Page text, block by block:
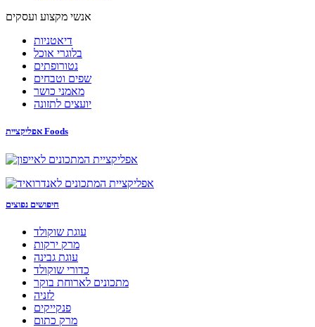
אנשי מקצוע ועסקים
דיאטניות
בלוגרי אוכל
נטורופתים
שפים וטבחים
מאמני כושר
יועצים לתזונה
אפליקציית Foods
חיפושים נפוצים
עוגת שוקולד
מרק ירקות
עוגת גבינה
כדורי שוקולד
מתכונים לארוחת בוקר
לזניה
פנקייקים
מרק כתום